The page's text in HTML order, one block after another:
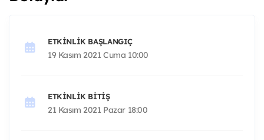
ETKINLIK BAŞLANGIÇ
19 Kasım 2021 Cuma 10:00
ETKINLIK BITIŞ
21 Kasım 2021 Pazar 18:00